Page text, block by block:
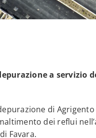
a servizio
di
dei reflui
Favara.